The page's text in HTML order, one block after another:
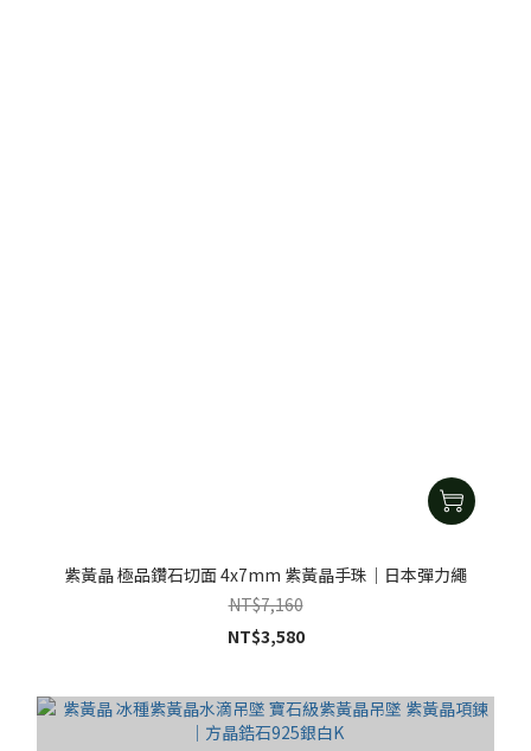
紫黃晶 極品鑽石切面 4x7mm 紫黃晶手珠｜日本彈力繩
NT$7,160
NT$3,580